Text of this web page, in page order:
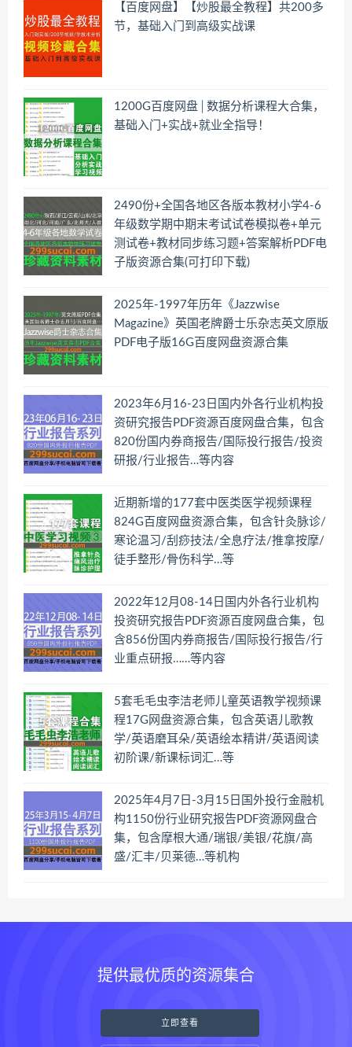
【百度网盘】【炒股最全教程】共200多
节，基础入门到高级实战课
1200G百度网盘│数据分析课程大合集，
基础入门+实战+就业全指导！
2490份+全国各地区各版本教材小学4-6
年级数学期中期末考试试卷模拟卷+单元
测试卷+教材同步练习题+答案解析PDF电
子版资源合集(可打印下载)
2025年-1997年历年《Jazzwise
Magazine》英国老牌爵士乐杂志英文原版
PDF电子版16G百度网盘资源合集
2023年6月16-23日国内外各行业机构投
资研究报告PDF资源百度网盘合集，包含
820份国内券商报告/国际投行报告/投资
研报/行业报告…等内容
近期新增的177套中医类医学视频课程
824G百度网盘资源合集，包含针灸脉诊/
寒论温习/刮痧技法/全息疗法/推拿按摩/
徒手整形/骨伤科学…等
2022年12月08-14日国内外各行业机构
投资研究报告PDF资源百度网盘合集，包
含856份国内券商报告/国际投行报告/行
业重点研报……等内容
5套毛毛虫李洁老师儿童英语教学视频课
程17G网盘资源合集，包含英语儿歌教
学/英语磨耳朵/英语绘本精讲/英语阅读
初阶课/新课标词汇…等
2025年4月7日-3月15日国外投行金融机
构1150份行业研究报告PDF资源网盘合
集，包含摩根大通/瑞银/美银/花旗/高
盛/汇丰/贝莱德…等机构
提供最优质的资源集合
立即查看